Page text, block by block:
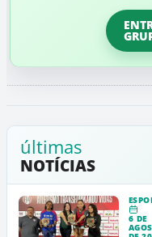
últimas
NOTÍCIAS
6 DE